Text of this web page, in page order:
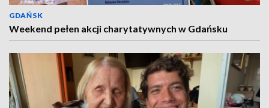
GDAŃSK
Weekend pełen akcji charytatywnych w Gdańsku